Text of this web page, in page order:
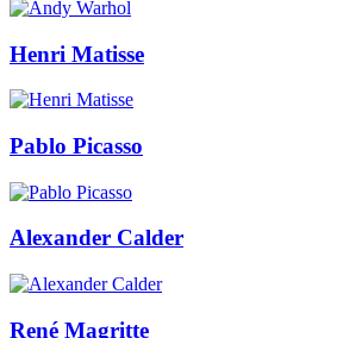
Henri Matisse
Pablo Picasso
Alexander Calder
René Magritte